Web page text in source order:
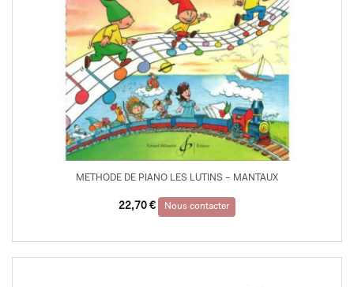
METHODE DE PIANO LES LUTINS – MANTAUX
22,70 € Nous contacter